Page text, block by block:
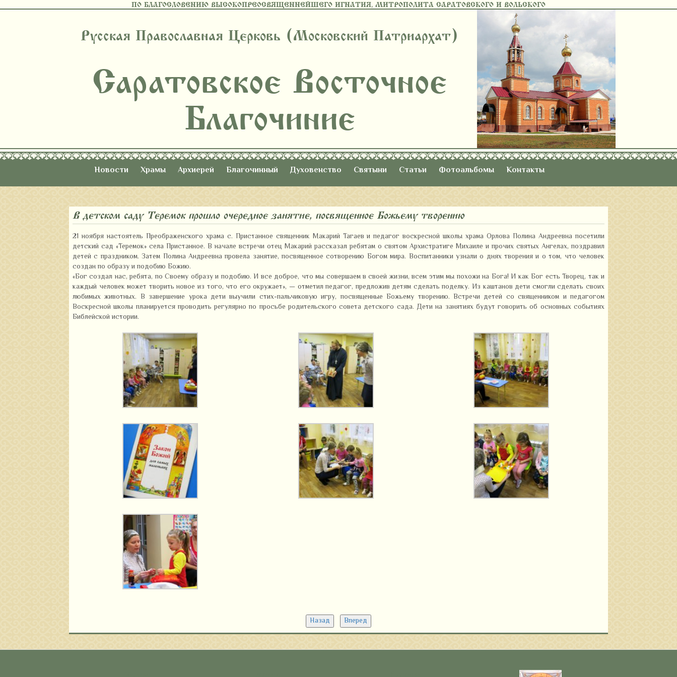
ПО БЛАГОСЛОВЕНИЮ ВЫСОКОПРЕОСВЯЩЕННЕЙШЕГО ИГНАТИЯ, МИТРОПОЛИТА САРАТОВСКОГО И ВОЛЬСКОГО
Русская Православная Церковь (Московский Патриархат)
Саратовское Восточное
Благочиние
Новости Храмы Архиерей Благочинный Духовенство Святыни Статьи Фотоальбомы Контакты
В детском саду «Теремок» прошло очередное занятие, посвященное Божьему творению
21 ноября настоятель Преображенского храма с. Пристанное священник Макарий Тагаев и педагог воскресной школы храма Орлова Полина Андреевна посетили
детский сад «Теремок» села Пристанное. В начале встречи отец Макарий рассказал ребятам о святом Архистратиге Михаиле и прочих святых Ангелах, поздравил
детей с праздником. Затем Полина Андреевна провела занятие, посвященное сотворению Богом мира. Воспитанники узнали о днях творения и о том, что человек
создан по образу и подобию Божию.
«Бог создал нас, ребята, по Своему образу и подобию. И все доброе, что мы совершаем в своей жизни, всем этим мы похожи на Бога! И как Бог есть Творец, так и
каждый человек может творить новое из того, что его окружает», — отметил педагог, предложив детям сделать поделку. Из каштанов дети смогли сделать своих
любимых животных. В завершение урока дети выучили стих-пальчиковую игру, посвященные Божьему творению. Встречи детей со священником и педагогом
Воскресной школы планируется проводить регулярно по просьбе родительского совета детского сада. Дети на занятиях будут говорить об основных событиях
Библейской истории.
Назад Вперед